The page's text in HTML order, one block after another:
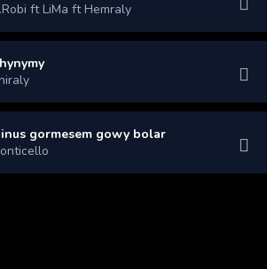
ft LiMa ft Hemraly
gormesem gowy bolar